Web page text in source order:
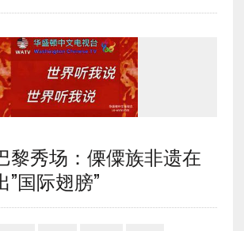
黎秀场：傈僳族非遗在
国际翅膀”